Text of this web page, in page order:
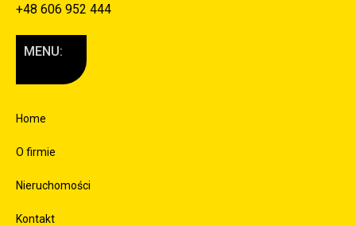
+48 606 952 444
MENU:
Home
O firmie
Nieruchomości
Kontakt